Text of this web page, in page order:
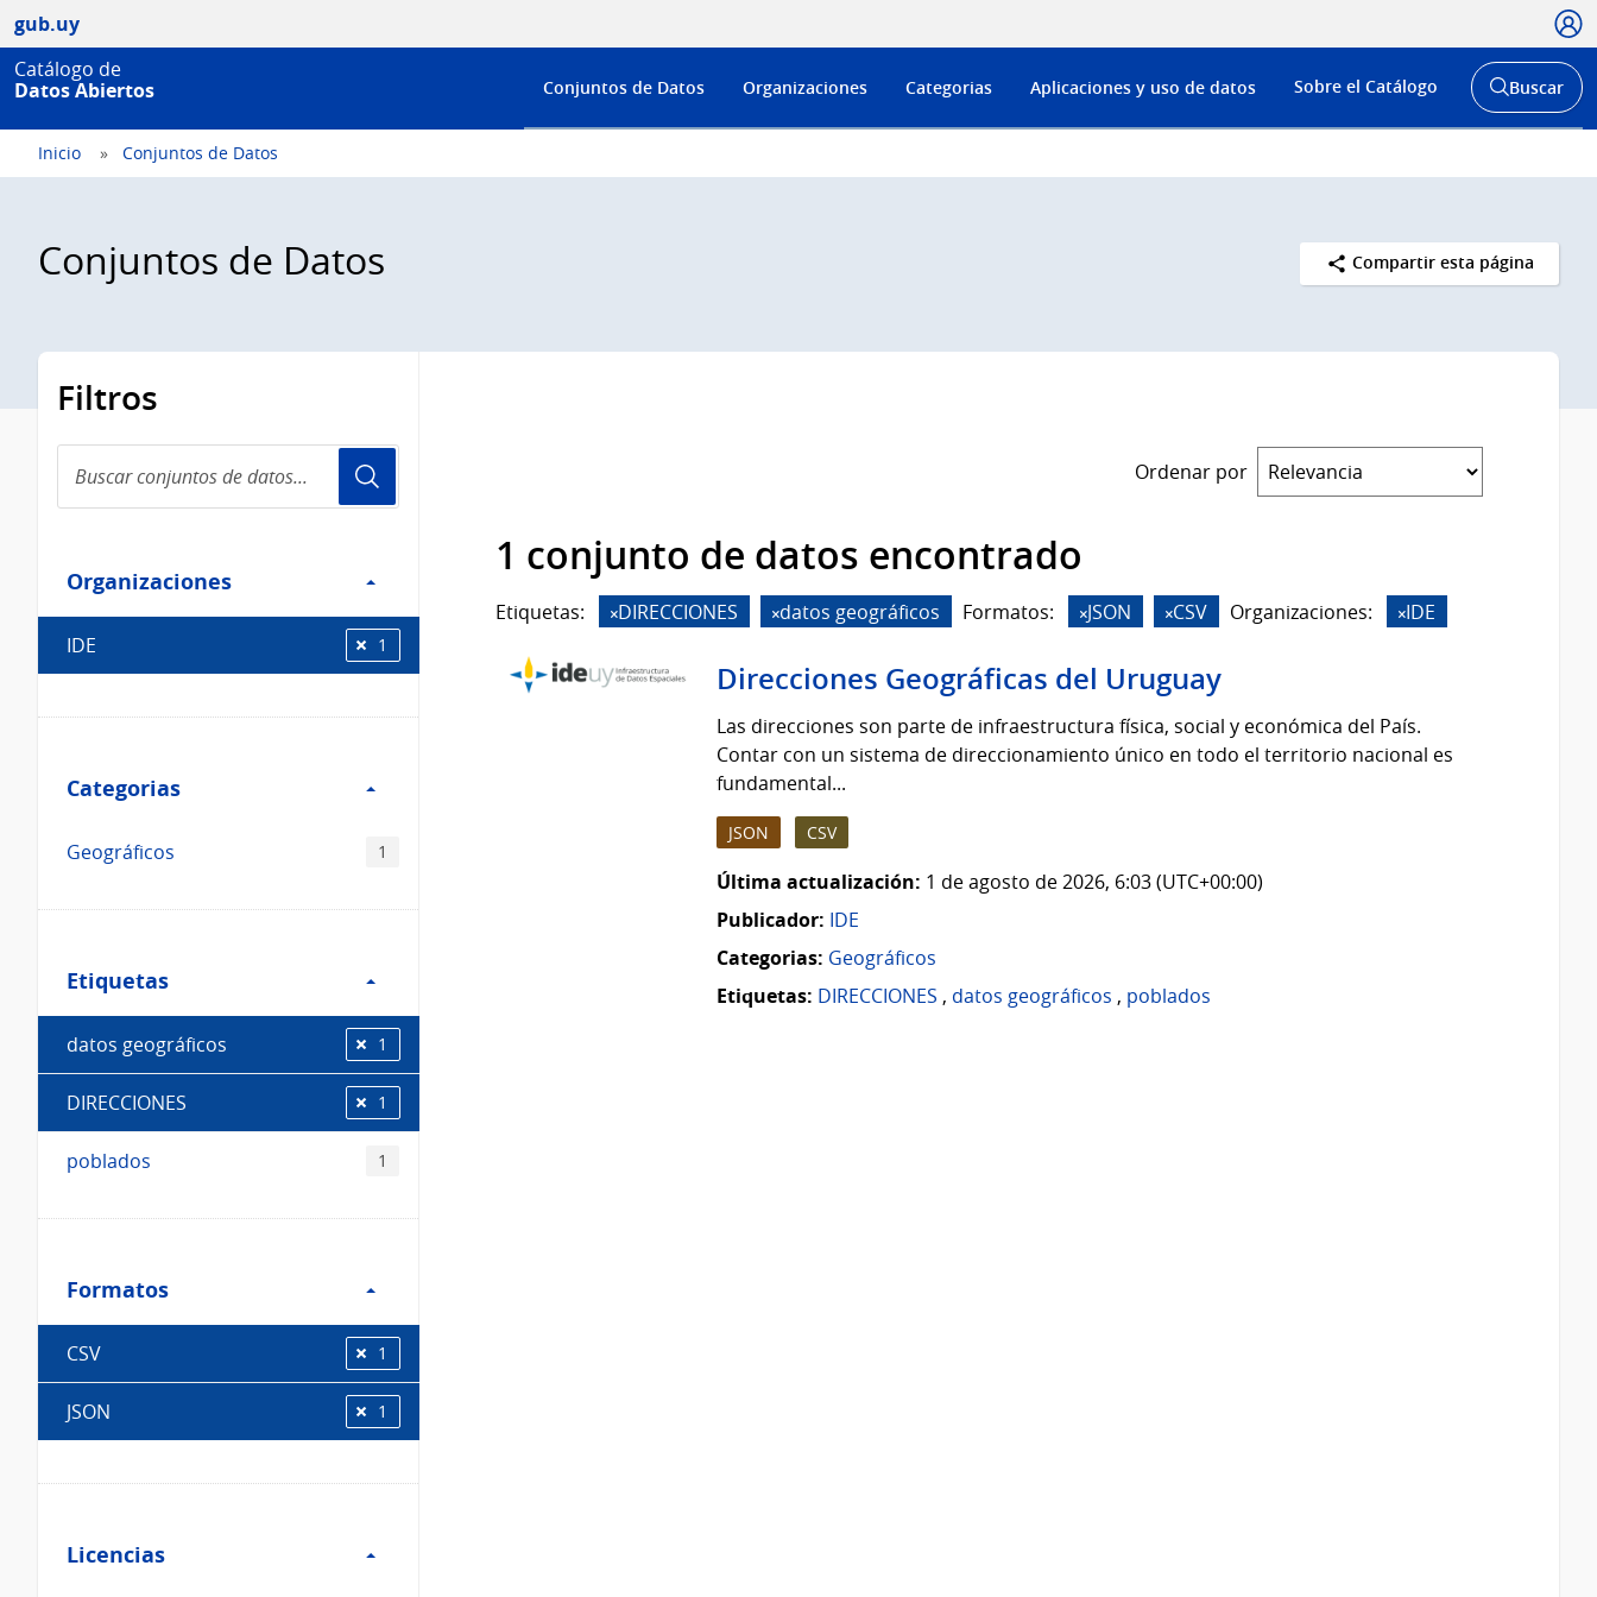
gub.uy
Catálogo de
Datos Abiertos
Menú
de
Conjuntos de Datos Organizaciones Categorias Aplicaciones y uso de datos Sobre el Catálogo
Abrir
buscador
Buscar
Inicio Conjuntos de Datos
Conjuntos de Datos Compartir esta página
Filtros
conjuntos
de
Organizaciones
Organizaciones
IDE 1
Categorias
Categorias
Geográficos 1
Etiquetas
Etiquetas
datos geográficos 1
DIRECCIONES 1
poblados 1
Formatos
Formatos
CSV 1
JSON 1
Licencias
Licencias
Ordenar por
1 conjunto de datos encontrado
Etiquetas: DIRECCIONES datos geográficos Formatos: JSON CSV Organizaciones: IDE
Direcciones Geográficas del Uruguay
Las direcciones son parte de infraestructura física, social y económica del País.
Contar con un sistema de direccionamiento único en todo el territorio nacional es
fundamental...
JSON CSV
Última actualización: 1 de agosto de 2026, 6:03 (UTC+00:00)
Publicador: IDE
Categorias: Geográficos
Etiquetas: DIRECCIONES , datos geográficos , poblados